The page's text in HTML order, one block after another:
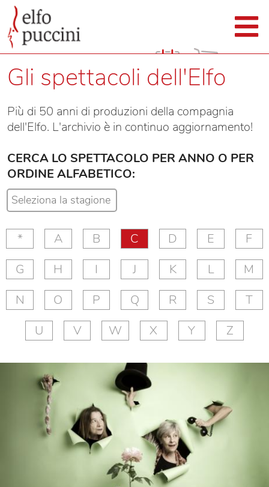
Gli spettacoli dell'Elfo
Più di 50 anni di produzioni della compagnia
dell'Elfo. L'archivio è in continuo aggiornamento!
CERCA LO SPETTACOLO PER ANNO O PER
ORDINE ALFABETICO:
* A B C D E
F
G
H I J K L
M
N
O P Q R S
T
U
V W X Y Z